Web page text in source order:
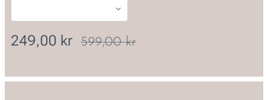
249,00 kr 599,00kr